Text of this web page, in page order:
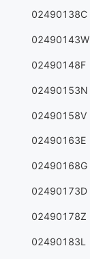
02490138C
02490143W
02490148F
02490153N
02490158V
02490163E
02490168G
02490173D
02490178Z
02490183L